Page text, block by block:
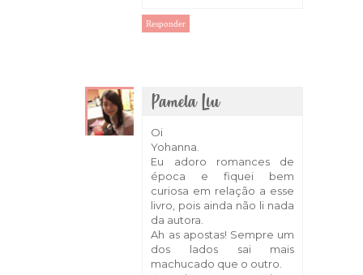
Responder
Pamela Liu
Oi
Yohanna.
Eu adoro romances de
época e fiquei bem
curiosa em relação a esse
livro, pois ainda não li nada
da autora.
Ah as apostas! Sempre um
dos lados sai mais
machucado que o outro.